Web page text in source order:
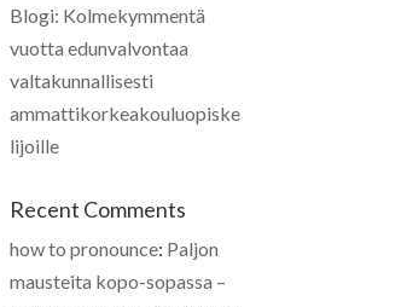
Blogi: Kolmekymmentä
vuotta edunvalvontaa
valtakunnallisesti
ammattikorkeakouluopiske
lijoille
Recent Comments
how to pronounce: Paljon
mausteita kopo-sopassa –